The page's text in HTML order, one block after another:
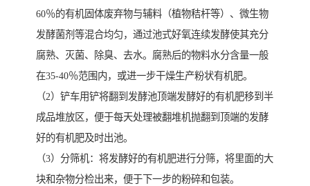
60％的有机固体废弃物与辅料（植物秸杆等）、微生物
发酵菌剂等混合均匀，通过池式好氧连续发酵使其充分
腐熟、灭菌、除臭、去水。腐熟后的物料水分含量一般
在35-40％范围内，或进一步干燥生产粉状有机肥。
（2）铲车用铲将翻到发酵池顶端发酵好的有机肥移到半
成品堆放区，便于每天处理被翻堆机抛翻到顶端的发酵
好的有机肥及时出池。
（3）分筛机：将发酵好的有机肥进行分筛，将里面的大
块和杂物分检出来，便于下一步的粉碎和包装。